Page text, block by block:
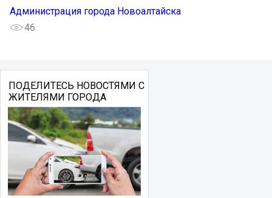
Администрация города Новоалтайска
46
ПОДЕЛИТЕСЬ НОВОСТЯМИ С
ЖИТЕЛЯМИ ГОРОДА